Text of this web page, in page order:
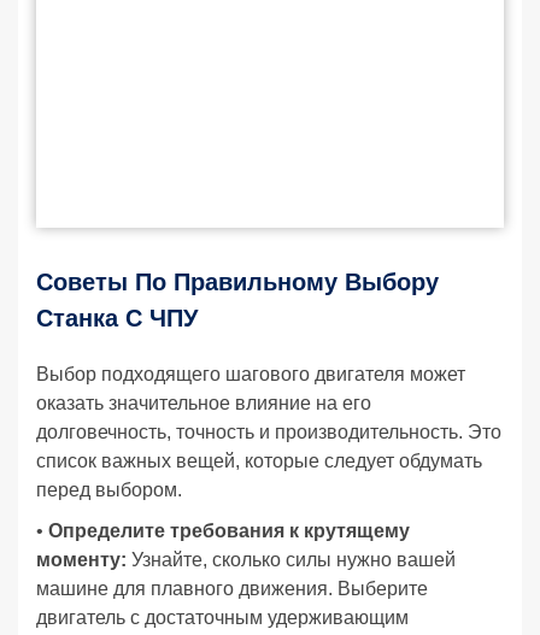
Советы По Правильному Выбору
Станка С ЧПУ
Выбор подходящего шагового двигателя может
оказать значительное влияние на его
долговечность, точность и производительность. Это
список важных вещей, которые следует обдумать
перед выбором.
• Определите требования к крутящему
моменту: Узнайте, сколько силы нужно вашей
машине для плавного движения. Выберите
двигатель с достаточным удерживающим